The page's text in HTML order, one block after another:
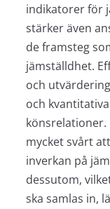
indikatorer för
stärker även
de framsteg
jämställdhet.
och
och
mycket svårt
inverkan på
dessutom,
ska samlas in,